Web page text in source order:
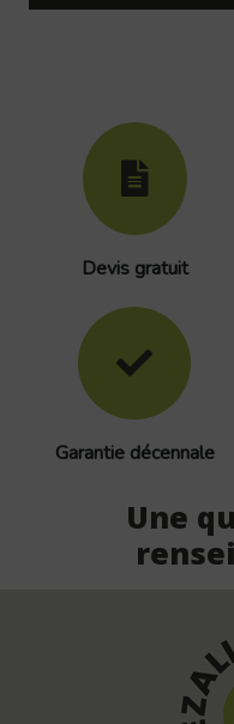
Devis gratuit
Garantie décennale
Une